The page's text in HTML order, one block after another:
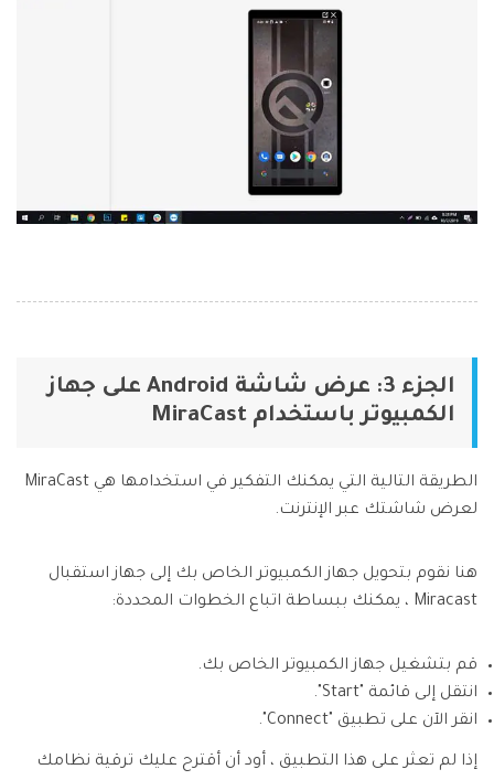
الجزء 3: عرض شاشة Android على جهاز
الكمبيوتر باستخدام MiraCast
الطريقة التالية التي يمكنك التفكير في استخدامها هي MiraCast
لعرض شاشتك عبر الإنترنت.
هنا نقوم بتحويل جهاز الكمبيوتر الخاص بك إلى جهاز استقبال
Miracast ، يمكنك ببساطة اتباع الخطوات المحددة:
قم بتشغيل جهاز الكمبيوتر الخاص بك.
انتقل إلى قائمة "Start".
انقر الآن على تطبيق "Connect".
إذا لم تعثر على هذا التطبيق ، أود أن أقترح عليك ترقية نظامك